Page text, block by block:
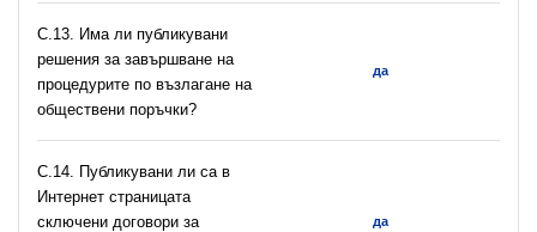
С.13. Има ли публикувани
решения за завършване на
процедурите по възлагане на
обществени поръчки?
да
С.14. Публикувани ли са в
Интернет страницата
сключени договори за
да